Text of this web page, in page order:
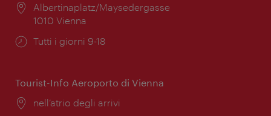
Posizione:
Albertinaplatz/Maysedergasse
1010 Vienna
Orari
Tutti i giorni 9-18
Tourist-Info Aeroporto di Vienna
Posizione:
nell’atrio degli arrivi